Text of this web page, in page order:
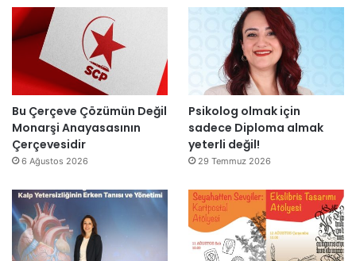
a
r
ı
k
a
l
m
a
y
c
a
k
Bu Çerçeve Çözümün Değil
Monarşi Anayasasının
Çerçevesidir
6 Ağustos 2026
Psikolog olmak için
sadece Diploma almak
yeterli değil!
29 Temmuz 2026